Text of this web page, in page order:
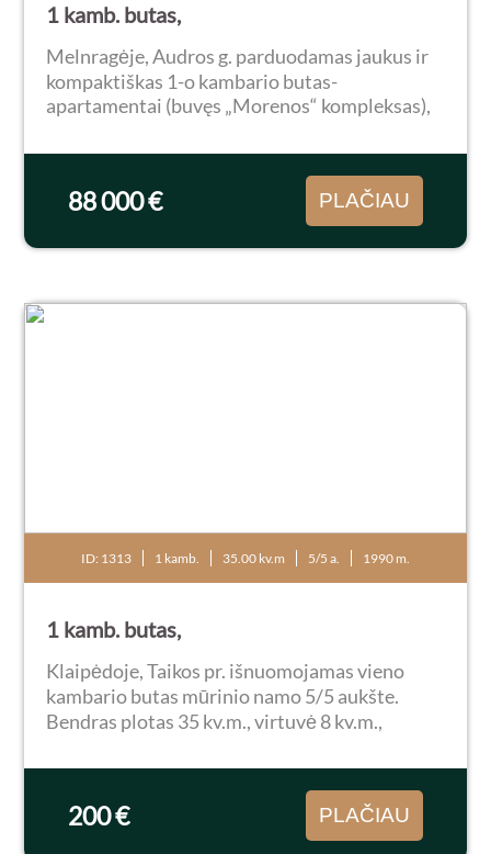
1 kamb. butas,
Melnragėje, Audros g. parduodamas jaukus ir
kompaktiškas 1-o kambario butas-
apartamentai (buvęs „Morenos“ kompleksas),
m lodžija/balkonas. Būstas pilnai ir naujai
88 000 € PLAČIAU
ID: 1313 1 kamb. 35.00 kv.m 5/5 a. 1990 m.
1 kamb. butas,
Klaipėdoje, Taikos pr. išnuomojamas vieno
kambario butas mūrinio namo 5/5 aukšte.
Bendras plotas 35 kv.m., virtuvė 8 kv.m.,
pakeista elektros instaliacija bei vamzdynas,
200 € PLAČIAU